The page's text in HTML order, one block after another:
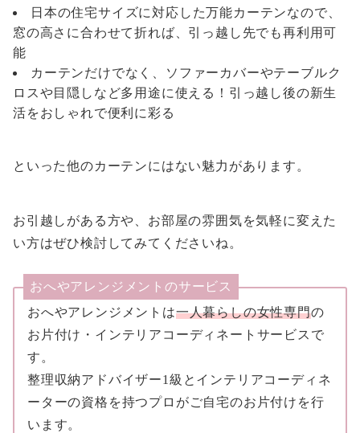
日本の住宅サイズに対応した万能カーテンなので、
窓の高さに合わせて折れば、引っ越し先でも再利用可
能
カーテンだけでなく、ソファーカバーやテーブルク
ロスや目隠しなど多用途に使える！引っ越し後の新生
活をおしゃれで便利に彩る
といった他のカーテンにはない魅力があります。
お引越しがある方や、お部屋の雰囲気を気軽に変えた
い方はぜひ検討してみてくださいね。
おへやアレンジメントのサービス
おへやアレンジメントは一人暮らしの女性専門の
お片付け・インテリアコーディネートサービスで
す。
整理収納アドバイザー1級とインテリアコーディネ
ーターの資格を持つプロがご自宅のお片付けを行
います。